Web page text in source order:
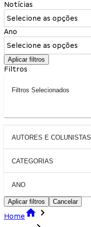
Notícias
Selecione as opções
Ano
Selecione as opções
Aplicar filtros
Filtros
Filtros Selecionados
AUTORES E COLUNISTAS
CATEGORIAS
ANO
Aplicar filtros Cancelar
Home